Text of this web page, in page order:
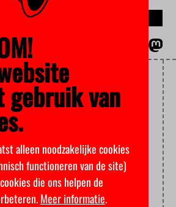
gebruik van
alleen noodzakelijke cookies
functioneren van de site)
die ons helpen de
Meer informatie.